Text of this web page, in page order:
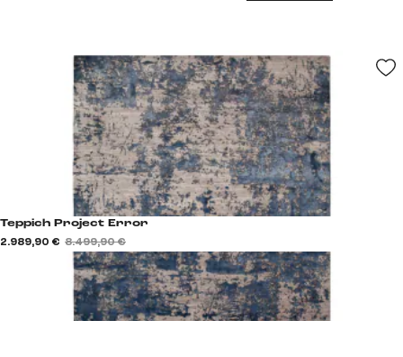
Teppich Project Error
2.989,90 € 8.499,90 €